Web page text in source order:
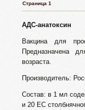
Страница 1
АДС-анатоксин
Вакцина для
Предназначена
возраста.
Производитель:
Состав: в 1 мл
и 20 EC